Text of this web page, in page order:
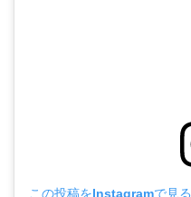
この投稿をInstagramで見る